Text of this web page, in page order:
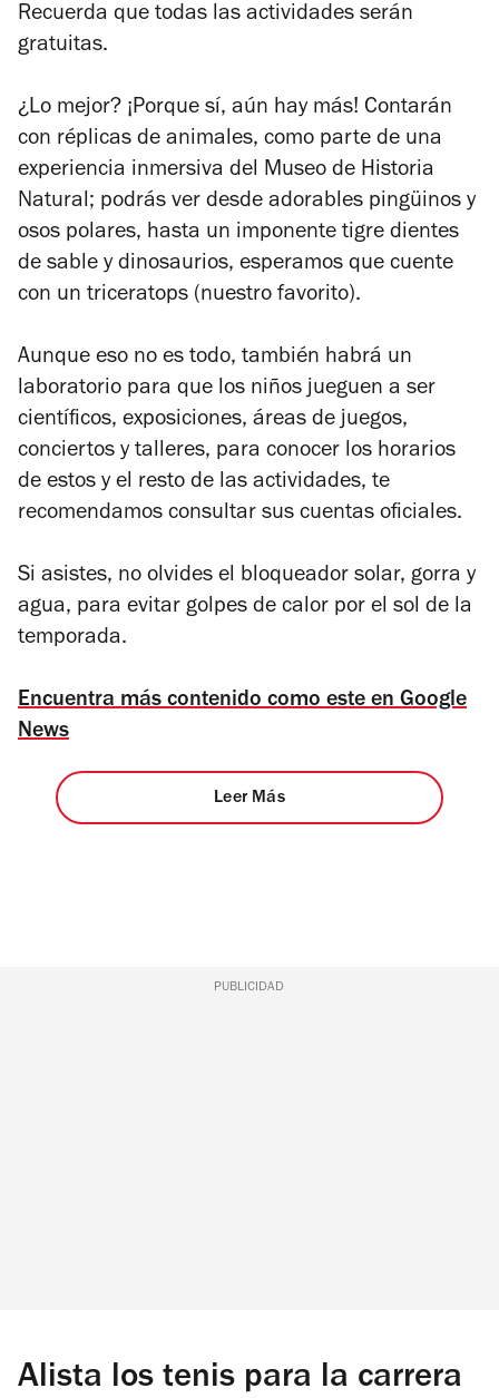
Recuerda que todas las actividades serán
gratuitas.
¿Lo mejor? ¡Porque sí, aún hay más! Contarán
con réplicas de animales, como parte de una
experiencia inmersiva del Museo de Historia
Natural; podrás ver desde adorables pingüinos y
osos polares, hasta un imponente tigre dientes
de sable y dinosaurios, esperamos que cuente
con un triceratops (nuestro favorito).
Aunque eso no es todo, también habrá un
laboratorio para que los niños jueguen a ser
científicos, exposiciones, áreas de juegos,
conciertos y talleres, para conocer los horarios
de estos y el resto de las actividades, te
recomendamos consultar sus cuentas oficiales.
Si asistes, no olvides el bloqueador solar, gorra y
agua, para evitar golpes de calor por el sol de la
temporada.
Encuentra más contenido como este en Google
News
Leer Más
PUBLICIDAD
Alista los tenis para la carrera